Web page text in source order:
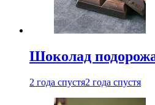
Шоколад
2 года спустя2 года спустя